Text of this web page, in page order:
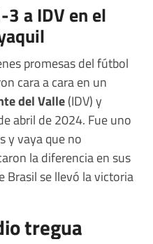
a IDV en el
promesas del fútbol
cara a cara en un
del Valle(IDV) y
abril de 2024. Fue uno
y vaya que no
la diferencia en sus
Brasil se llevó la victoria
tregua